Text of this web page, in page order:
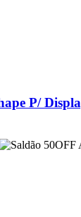
P/